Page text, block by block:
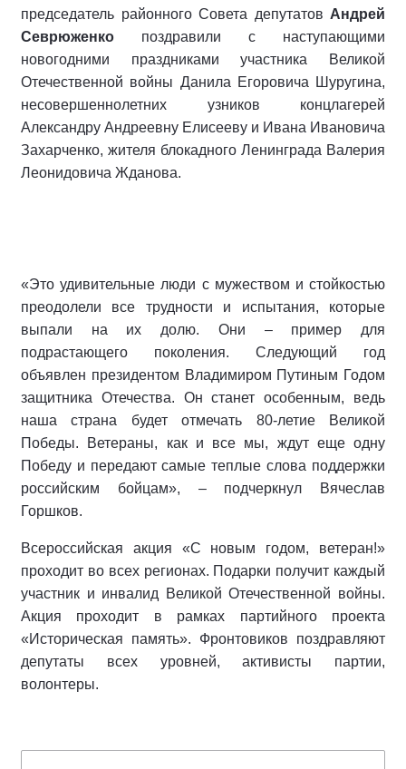
председатель районного Совета депутатов Андрей
Севрюженко поздравили с наступающими
новогодними праздниками участника Великой
Отечественной войны Данила Егоровича Шуругина,
несовершеннолетних узников концлагерей
Александру Андреевну Елисееву и Ивана Ивановича
Захарченко, жителя блокадного Ленинграда Валерия
Леонидовича Жданова.
«Это удивительные люди с мужеством и стойкостью
преодолели все трудности и испытания, которые
выпали на их долю. Они – пример для
подрастающего поколения. Следующий год
объявлен президентом Владимиром Путиным Годом
защитника Отечества. Он станет особенным, ведь
наша страна будет отмечать 80-летие Великой
Победы. Ветераны, как и все мы, ждут еще одну
Победу и передают самые теплые слова поддержки
российским бойцам», – подчеркнул Вячеслав
Горшков.
Всероссийская акция «С новым годом, ветеран!»
проходит во всех регионах. Подарки получит каждый
участник и инвалид Великой Отечественной войны.
Акция проходит в рамках партийного проекта
«Историческая память». Фронтовиков поздравляют
депутаты всех уровней, активисты партии,
волонтеры.